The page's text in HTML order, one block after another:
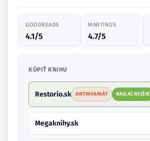
GOODREADS
4.1/5
MARTINUS
4.7/5
KÚPIŤ KNIHU
Restorio.sk ANTIKVARIÁT NAJLACNEJŠIE
Megaknihy.sk